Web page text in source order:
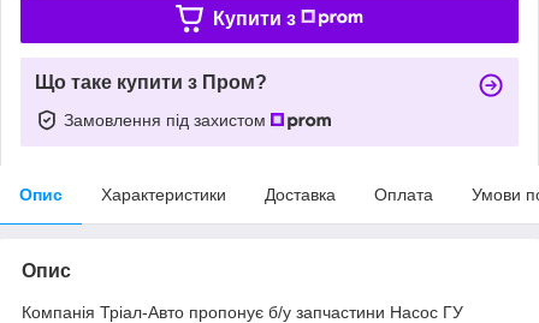
Купити з
Що таке купити з Пром?
Замовлення під захистом
Опис Характеристики Доставка Оплата Умови
Опис
Компанія Тріал-Авто пропонує б/у запчастини Насос ГУ